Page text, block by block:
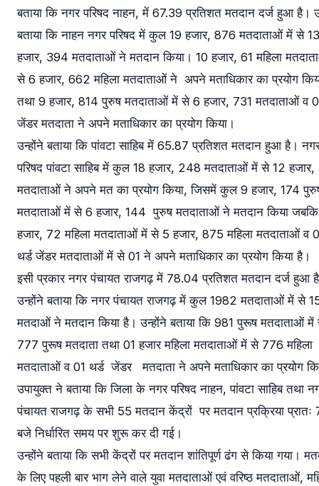
बताया कि नगर परिषद नाहन, में 67.39 प्रतिशत मतदान दर्ज हुआ है।
बताया कि नाहन नगर परिषद में कुल 19 हजार, 876 मतदाताओं में से 13
हजार, 394 मतदाताओं ने मतदान किया। 10 हजार, 61 महिला
से 6 हजार, 662 महिला मतदाताओं ने अपने मताधिकार का प्रयोग
तथा 9 हजार, 814 पुरुष मतदाताओं में से 6 हजार, 731 मतदाताओं व
जेंडर मतदाता ने अपने मताधिकार का प्रयोग किया।
उन्होंने बताया कि पांवटा साहिब में 65.87 प्रतिशत मतदान हुआ है।
परिषद पांवटा साहिब में कुल 18 हजार, 248 मतदाताओं में से 12
मतदाताओं ने अपने मत का प्रयोग किया, जिसमें कुल 9 हजार, 174
मतदाताओं में से 6 हजार, 144 पुरुष मतदाताओं ने मतदान किया
हजार, 72 महिला मतदाताओं में से 5 हजार, 875 महिला मतदाताओं व
थर्ड जेंडर मतदाताओं में से 01 ने अपने मताधिकार का प्रयोग किया है।
इसी प्रकार नगर पंचायत राजगढ़ में 78.04 प्रतिशत मतदान दर्ज हुआ
उन्होंने बताया कि नगर पंचायत राजगढ़ में कुल 1982 मतदाताओं में से
मतदाओं ने मतदान किया है। उन्होंने बताया कि 981 पुरूष मतदाताओं में
777 पुरूष मतदाता तथा 01 हजार महिला मतदाताओं में से 776 महिला
मतदाताओं व 01 थर्ड जेंडर मतदाता ने अपने मताधिकार का प्रयोग
उपायुक्त ने बताया कि जिला के नगर परिषद नाहन, पांवटा साहिब तथा
पंचायत राजगढ़ के सभी 55 मतदान केंद्रों पर मतदान प्रक्रिया प्रातः
बजे निर्धारित समय पर शुरू कर दी गई।
उन्होंने बताया कि सभी केंद्रों पर मतदान शांतिपूर्ण ढंग से किया गया।
के लिए पहली बार भाग लेने वाले युवा मतदाताओं एवं वरिष्ठ मतदाताओं,